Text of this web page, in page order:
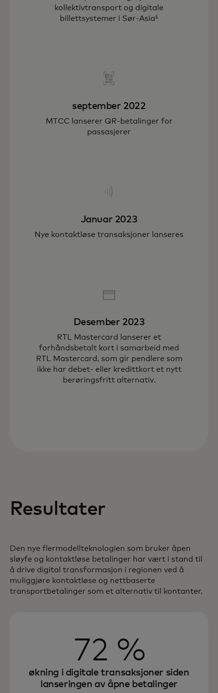
kollektivtransport og digitale
billettsystemer i Sør-Asia⁵
september 2022
MTCC lanserer QR-betalinger for
passasjerer
Januar 2023
Nye kontaktløse transaksjoner lanseres
Desember 2023
RTL Mastercard lanserer et
forhåndsbetalt kort i samarbeid med
RTL Mastercard, som gir pendlere som
ikke har debet- eller kredittkort et nytt
berøringsfritt alternativ.
Resultater
Den nye flermodellteknologien som bruker åpen
sløyfe og kontaktløse betalinger har vært i stand til
å drive digital transformasjon i regionen ved å
muliggjøre kontaktløse og nettbaserte
transportbetalinger som et alternativ til kontanter.
72 %
økning i digitale transaksjoner siden
lanseringen av åpne betalinger